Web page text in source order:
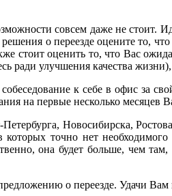
совсем даже не стоит.
о переезде оцените то,
стоит оценить то, что Вас
ради улучшения качества
к себе в офис за
на первые несколько месяцев
Новосибирска,
точно нет
она будет больше, чем
о переезде. Удачи